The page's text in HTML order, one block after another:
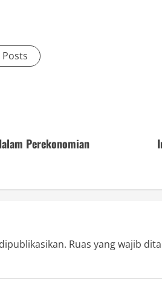
Posts
Perekonomian
Ruas yang wajib